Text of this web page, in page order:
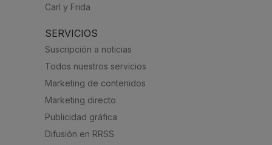
Carl y Frida
SERVICIOS
Suscripción a noticias
Todos nuestros servicios
Marketing de contenidos
Marketing directo
Publicidad gráfica
Difusión en RRSS